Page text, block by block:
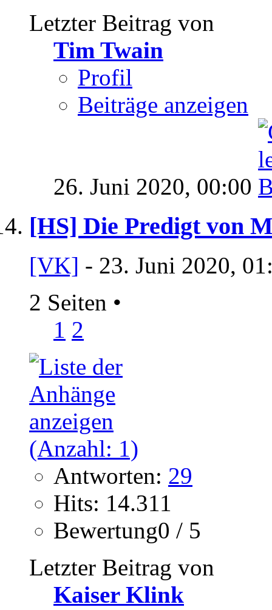
Letzter Beitrag von
Tim Twain
Profil
Beiträge anzeigen
26. Juni 2020, 00:00
[HS] Die Predigt von
[VK] - 23. Juni 2020,
2 Seiten •
1 2
Antworten: 29
Hits: 14.311
Bewertung0 / 5
Letzter Beitrag von
Kaiser Klink